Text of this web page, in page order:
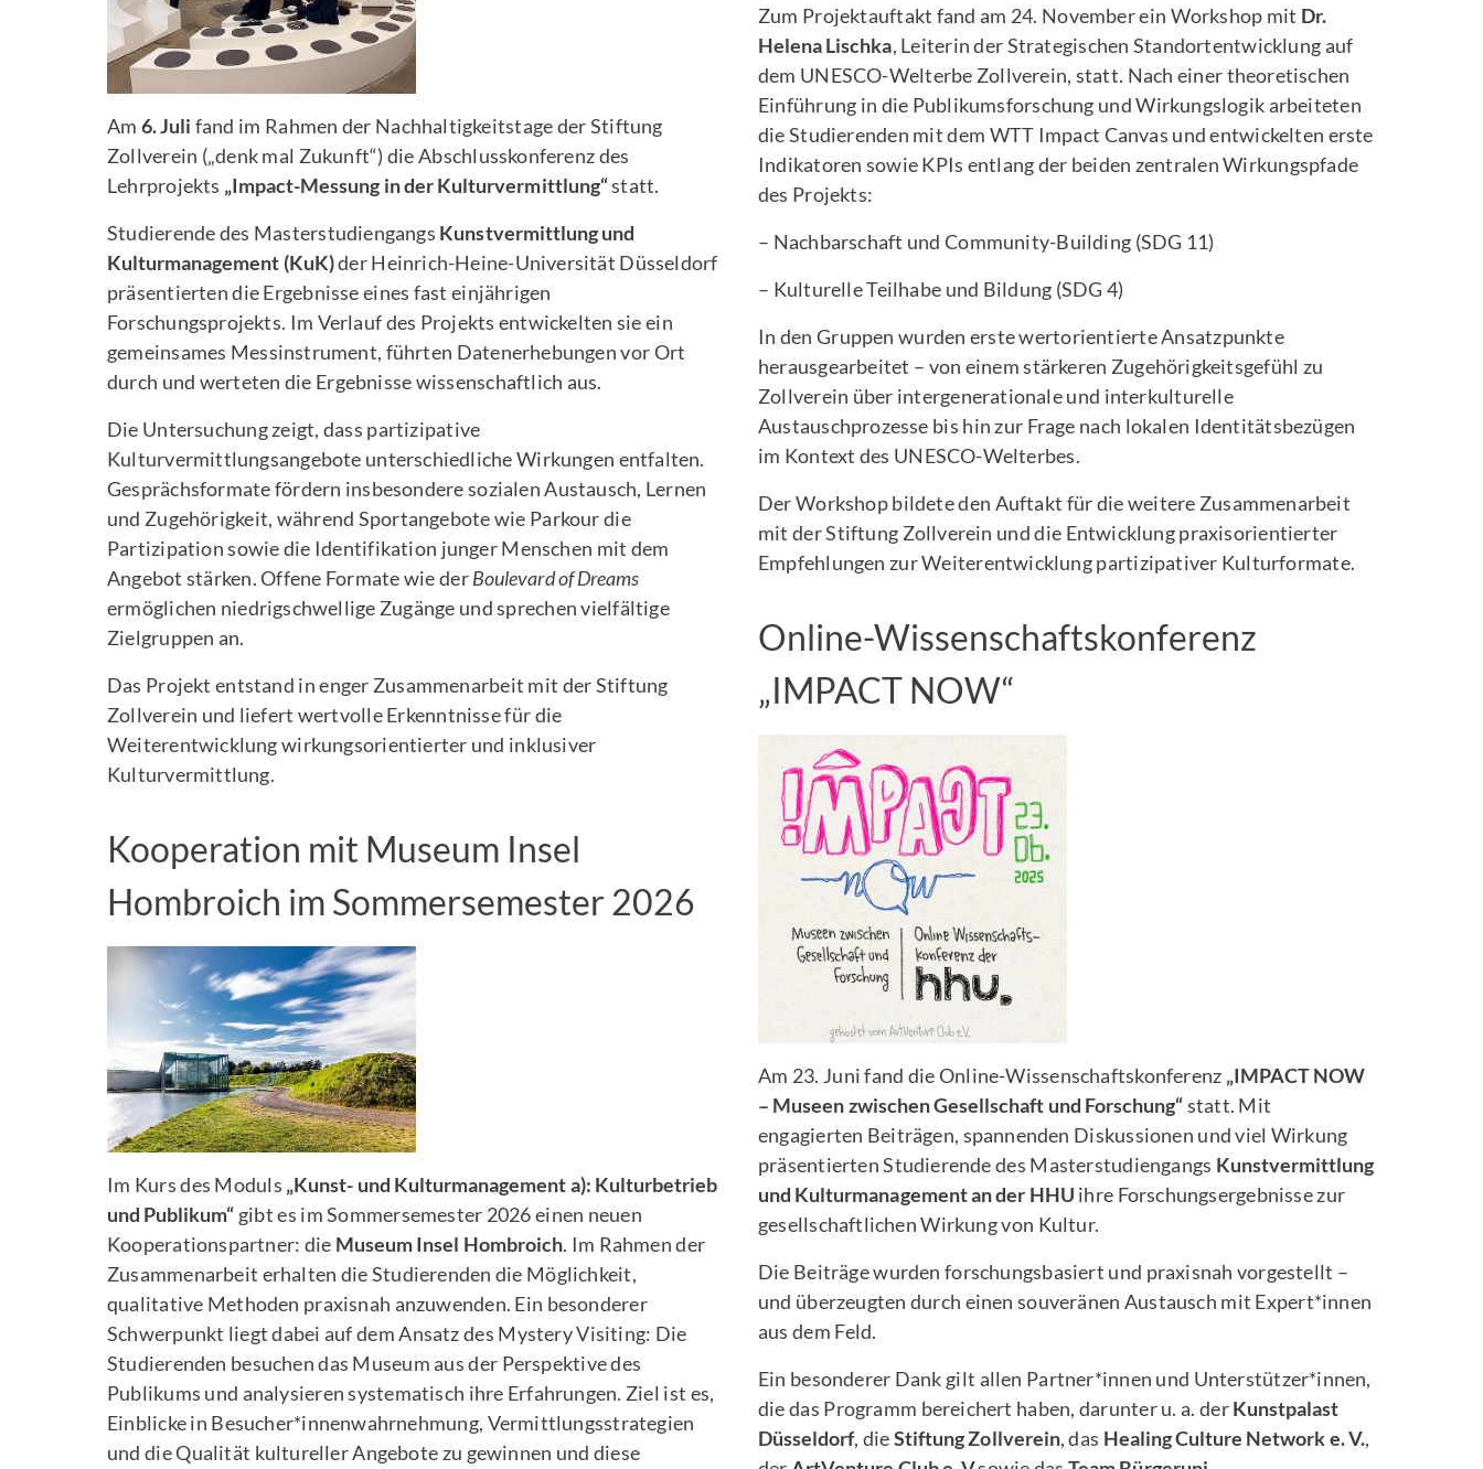
Am 6. Juli fand im Rahmen der Nachhaltigkeitstage der Stiftung
Zollverein („denk mal Zukunft“) die Abschlusskonferenz des
Lehrprojekts „Impact-Messung in der Kulturvermittlung“statt.
Studierende des Masterstudiengangs Kunstvermittlung und
Kulturmanagement (KuK)der Heinrich-Heine-Universität Düsseldorf
präsentierten die Ergebnisse eines fast einjährigen
Forschungsprojekts. Im Verlauf des Projekts entwickelten sie ein
gemeinsames Messinstrument, führten Datenerhebungen vor Ort
durch und werteten die Ergebnisse wissenschaftlich aus.
Die Untersuchung zeigt, dass partizipative
Kulturvermittlungsangebote unterschiedliche Wirkungen entfalten.
Gesprächsformate fördern insbesondere sozialen Austausch, Lernen
und Zugehörigkeit, während Sportangebote wie Parkour die
Partizipation sowie die Identifikation junger Menschen mit dem
Angebot stärken. Offene Formate wie derBoulevard of Dreams
ermöglichen niedrigschwellige Zugänge und sprechen vielfältige
Zielgruppen an.
Das Projekt entstand in enger Zusammenarbeit mit der Stiftung
Zollverein und liefert wertvolle Erkenntnisse für die
Weiterentwicklung wirkungsorientierter und inklusiver
Kulturvermittlung.
Kooperation mit Museum Insel
Hombroich im Sommersemester 2026
Im Kurs des Moduls „Kunst- und Kulturmanagement a): Kulturbetrieb
und Publikum“ gibt es im Sommersemester 2026 einen neuen
Kooperationspartner: die Museum Insel Hombroich. Im Rahmen der
Zusammenarbeit erhalten die Studierenden die Möglichkeit,
qualitative Methoden praxisnah anzuwenden. Ein besonderer
Schwerpunkt liegt dabei auf dem Ansatz des Mystery Visiting: Die
Studierenden besuchen das Museum aus der Perspektive des
Publikums und analysieren systematisch ihre Erfahrungen. Ziel ist es,
Einblicke in Besucher*innenwahrnehmung, Vermittlungsstrategien
und die Qualität kultureller Angebote zu gewinnen und diese
Zum Projektauftakt fand am 24. November ein Workshop mit Dr.
Helena Lischka, Leiterin der Strategischen Standortentwicklung auf
dem UNESCO-Welterbe Zollverein, statt. Nach einer theoretischen
Einführung in die Publikumsforschung und Wirkungslogik arbeiteten
die Studierenden mit dem WTT Impact Canvas und entwickelten erste
Indikatoren sowie KPIs entlang der beiden zentralen Wirkungspfade
des Projekts:
– Nachbarschaft und Community-Building (SDG 11)
– Kulturelle Teilhabe und Bildung (SDG 4)
In den Gruppen wurden erste wertorientierte Ansatzpunkte
herausgearbeitet – von einem stärkeren Zugehörigkeitsgefühl zu
Zollverein über intergenerationale und interkulturelle
Austauschprozesse bis hin zur Frage nach lokalen Identitätsbezügen
im Kontext des UNESCO-Welterbes.
Der Workshop bildete den Auftakt für die weitere Zusammenarbeit
mit der Stiftung Zollverein und die Entwicklung praxisorientierter
Empfehlungen zur Weiterentwicklung partizipativer Kulturformate.
Online-Wissenschaftskonferenz
„IMPACT NOW“
Am 23. Juni fand die Online-Wissenschaftskonferenz „IMPACT NOW
– Museen zwischen Gesellschaft und Forschung“statt. Mit
engagierten Beiträgen, spannenden Diskussionen und viel Wirkung
präsentierten Studierende des Masterstudiengangs Kunstvermittlung
und Kulturmanagement an der HHU ihre Forschungsergebnisse zur
gesellschaftlichen Wirkung von Kultur.
Die Beiträge wurden forschungsbasiert und praxisnah vorgestellt –
und überzeugten durch einen souveränen Austausch mit Expert*innen
aus dem Feld.
Ein besonderer Dank gilt allen Partner*innen und Unterstützer*innen,
die das Programm bereichert haben, darunter u. a. derKunstpalast
Düsseldorf, dieStiftung Zollverein, das Healing Culture Network e. V.,